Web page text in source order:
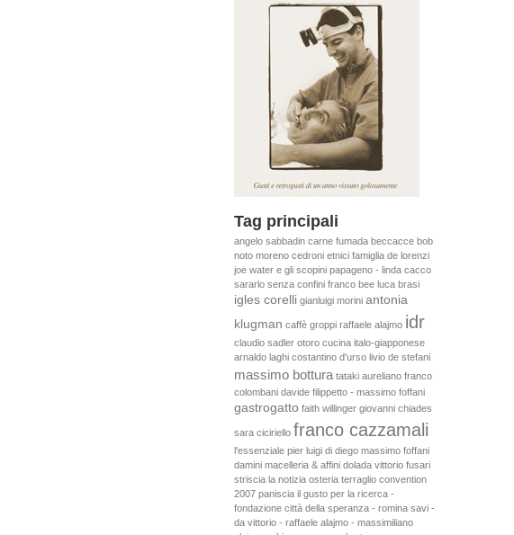
Tag principali
angelo sabbadin carne fumada beccacce bob
noto moreno cedroni etnici famiglia de lorenzi
joe water e gli scopini papageno - linda cacco
sararlo senza confini franco bee luca brasi
igles corelli gianluigi morini antonia
klugman caffè groppi raffaele alajmo idr
claudio sadler otoro cucina italo-giapponese
arnaldo laghi costantino d'urso livio de stefani
massimo bottura tataki aureliano franco
colombani davide filippetto - massimo foffani
gastrogatto faith willinger giovanni chiades
sara ciciriello franco cazzamali
l'essenziale pier luigi di diego massimo foffani
damini macelleria & affini dolada vittorio fusari
striscia la notizia osteria terraglio convention
2007 paniscia il gusto per la ricerca -
fondazione città della speranza - romina savi -
da vittorio - raffaele alajmo - massimiliano